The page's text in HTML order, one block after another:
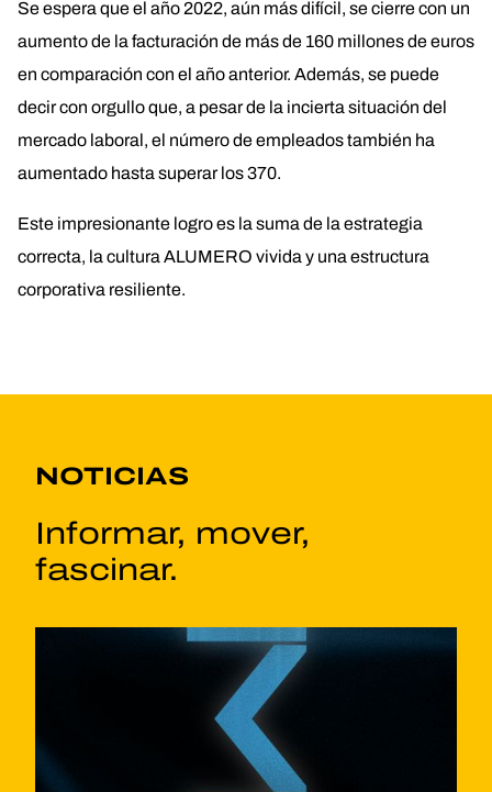
Se espera que el año 2022, aún más difícil, se cierre con un
aumento de la facturación de más de 160 millones de euros
en comparación con el año anterior. Además, se puede
decir con orgullo que, a pesar de la incierta situación del
mercado laboral, el número de empleados también ha
aumentado hasta superar los 370.
Este impresionante logro es la suma de la estrategia
correcta, la cultura ALUMERO vivida y una estructura
corporativa resiliente.
NOTICIAS
Informar, mover,
fascinar.